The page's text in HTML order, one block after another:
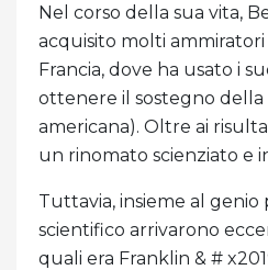
Nel corso della sua vita,
acquisito molti
Francia, dove ha usato i
ottenere il sostegno
americana). Oltre ai
un rinomato scienziato e
Tuttavia, insieme al genio
scientifico arrivarono
quali era Franklin & #